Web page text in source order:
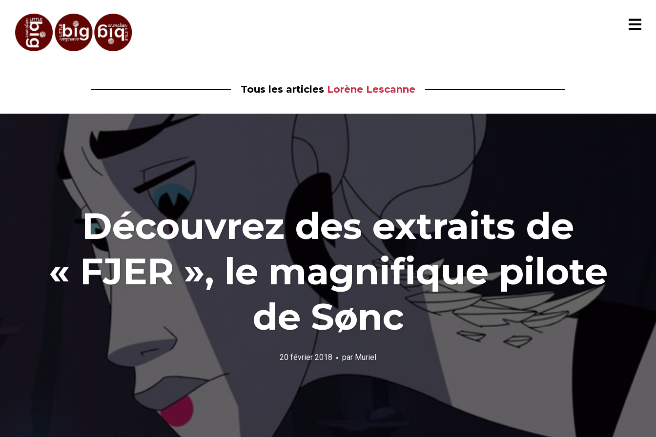
Tous les articles Lorène Lescanne
Découvrez des extraits de
« FJER », le magnifique pilote
de Sønc
20 février 2018 par Muriel